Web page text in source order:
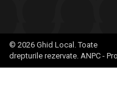
© 2026 Ghid Local. Toate
drepturile rezervate. ANPC -